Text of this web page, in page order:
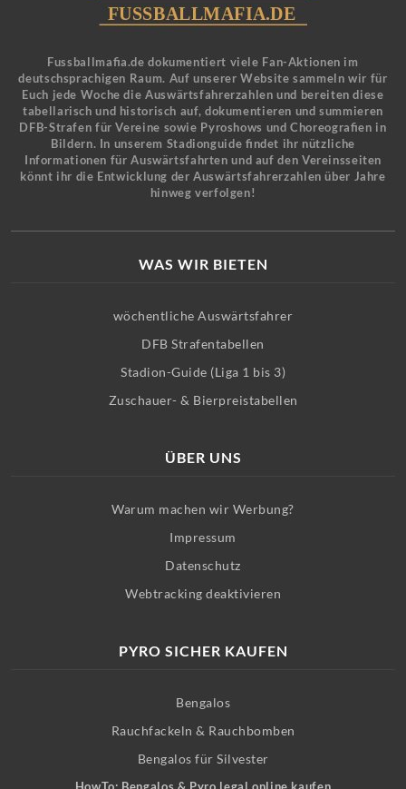
Fussballmafia.de dokumentiert viele Fan-Aktionen im
deutschsprachigen Raum. Auf unserer Website sammeln wir für
Euch jede Woche die Auswärtsfahrerzahlen und bereiten diese
tabellarisch und historisch auf, dokumentieren und summieren
DFB-Strafen für Vereine sowie Pyroshows und Choreografien in
Bildern. In unserem Stadionguide findet ihr nützliche
Informationen für Auswärtsfahrten und auf den Vereinsseiten
könnt ihr die Entwicklung der Auswärtsfahrerzahlen über Jahre
hinweg verfolgen!
WAS WIR BIETEN
wöchentliche Auswärtsfahrer
DFB Strafentabellen
Stadion-Guide (Liga 1 bis 3)
Zuschauer- & Bierpreistabellen
ÜBER UNS
Warum machen wir Werbung?
Impressum
Datenschutz
Webtracking deaktivieren
PYRO SICHER KAUFEN
Bengalos
Rauchfackeln & Rauchbomben
Bengalos für Silvester